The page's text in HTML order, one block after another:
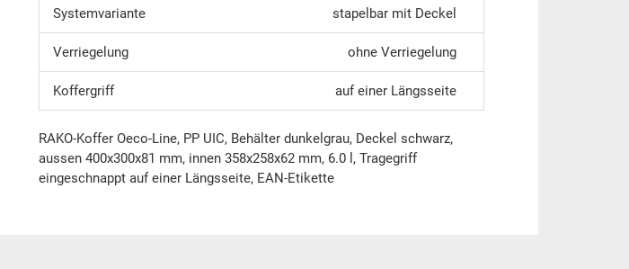
Systemvariante stapelbar mit Deckel
Verriegelung ohne Verriegelung
Koffergriff auf einer Längsseite
RAKO-Koffer Oeco-Line, PP UIC, Behälter dunkelgrau, Deckel schwarz,
aussen 400x300x81 mm, innen 358x258x62 mm, 6.0 l, Tragegriff
eingeschnappt auf einer Längsseite, EAN-Etikette